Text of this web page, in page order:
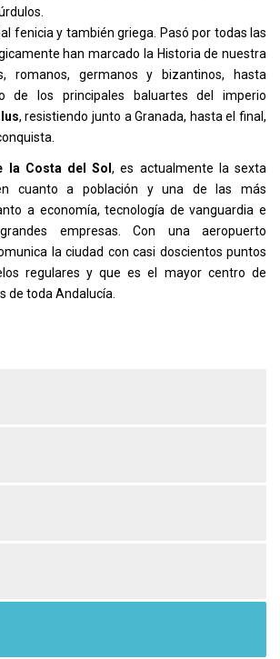
fenicia y también griega. Pasó por todas las
han marcado la Historia de nuestra
romanos, germanos y bizantinos, hasta
de los principales baluartes del imperio
, resistiendo junto a Granada, hasta el final,
la Costa del Sol, es actualmente la sexta
cuanto a población y una de las más
a economía, tecnología de vanguardia e
empresas. Con una aeropuerto
la ciudad con casi doscientos puntos
regulares y que es el mayor centro de
de toda Andalucía.